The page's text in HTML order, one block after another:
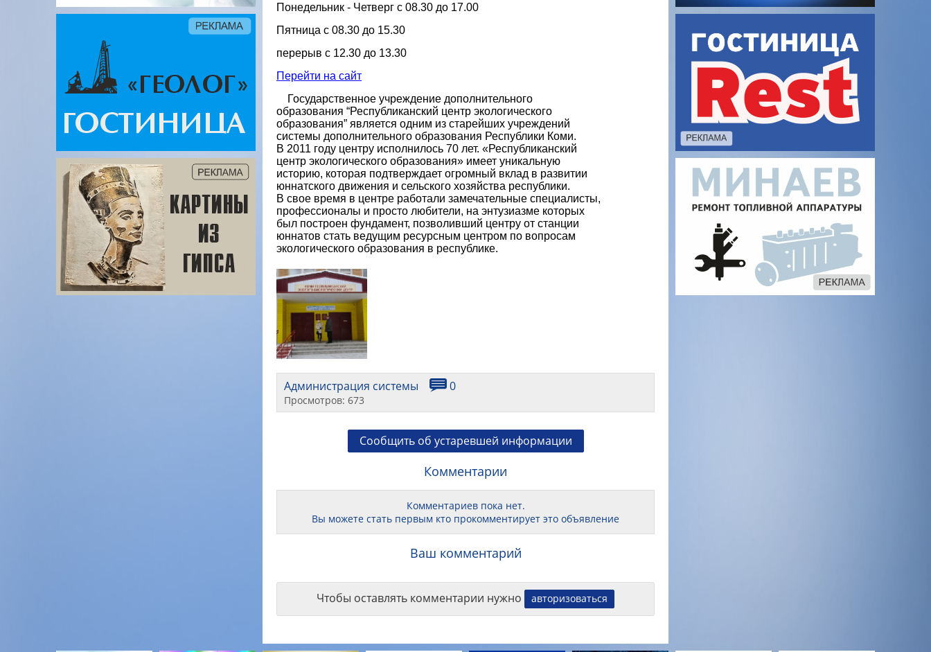
Понедельник - Четверг с 08.30 до 17.00
Пятница с 08.30 до 15.30
перерыв с 12.30 до 13.30
Перейти на сайт
Государственное учреждение дополнительного
образования “Республиканский центр экологического
образования” является одним из старейших учреждений
системы дополнительного образования Республики Коми.
В 2011 году центру исполнилось 70 лет. «Республиканский
центр экологического образования» имеет уникальную
историю, которая подтверждает огромный вклад в развитии
юннатского движения и сельского хозяйства республики.
В свое время в центре работали замечательные специалисты,
профессионалы и просто любители, на энтузиазме которых
был построен фундамент, позволивший центру от станции
юннатов стать ведущим ресурсным центром по вопросам
экологического образования в республике.
Администрация системы 0
Просмотров: 673
Сообщить об устаревшей информации
Комментарии
Комментариев пока нет.
Вы можете стать первым кто прокомментирует это объявление
Ваш комментарий
Чтобы оставлять комментарии нужно авторизоваться